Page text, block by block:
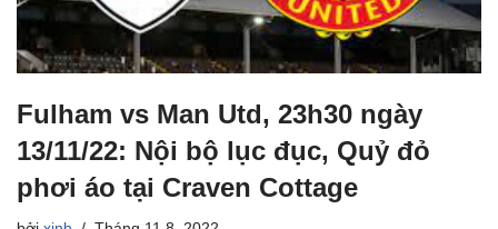
Fulham vs Man Utd, 23h30 ngày
13/11/22: Nội bộ lục đục, Quỷ đỏ
phơi áo tại Craven Cottage